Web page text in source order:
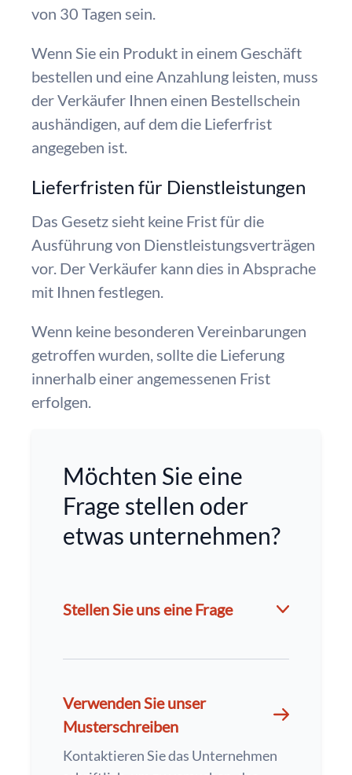
von 30 Tagen sein.
Wenn Sie ein Produkt in einem Geschäft
bestellen und eine Anzahlung leisten, muss
der Verkäufer Ihnen einen Bestellschein
aushändigen, auf dem die Lieferfrist
angegeben ist.
Lieferfristen für Dienstleistungen
Das Gesetz sieht keine Frist für die
Ausführung von Dienstleistungsverträgen
vor. Der Verkäufer kann dies in Absprache
mit Ihnen festlegen.
Wenn keine besonderen Vereinbarungen
getroffen wurden, sollte die Lieferung
innerhalb einer angemessenen Frist
erfolgen.
Möchten Sie eine
Frage stellen oder
etwas unternehmen?
Stellen Sie uns eine Frage
Verwenden Sie unser
Musterschreiben
Kontaktieren Sie das Unternehmen